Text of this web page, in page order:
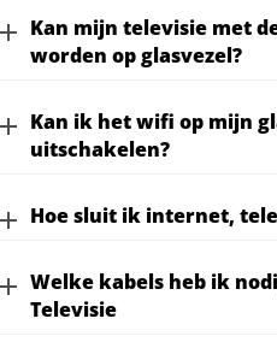
Kan mijn televisie met
worden op glasvezel?
Kan ik het wifi op mijn
uitschakelen?
Hoe sluit ik internet,
Welke kabels heb ik
Televisie